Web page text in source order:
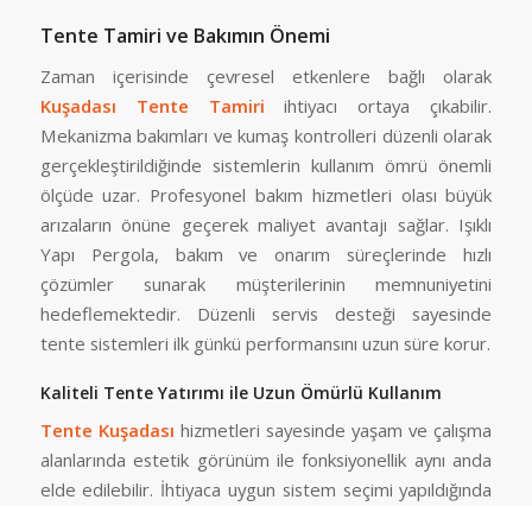
Tente Tamiri ve Bakımın Önemi
Zaman içerisinde çevresel etkenlere bağlı olarak
Kuşadası Tente Tamiri ihtiyacı ortaya çıkabilir.
Mekanizma bakımları ve kumaş kontrolleri düzenli olarak
gerçekleştirildiğinde sistemlerin kullanım ömrü önemli
ölçüde uzar. Profesyonel bakım hizmetleri olası büyük
arızaların önüne geçerek maliyet avantajı sağlar. Işıklı
Yapı Pergola, bakım ve onarım süreçlerinde hızlı
çözümler sunarak müşterilerinin memnuniyetini
hedeflemektedir. Düzenli servis desteği sayesinde
tente sistemleri ilk günkü performansını uzun süre korur.
Kaliteli Tente Yatırımı ile Uzun Ömürlü Kullanım
Tente Kuşadası hizmetleri sayesinde yaşam ve çalışma
alanlarında estetik görünüm ile fonksiyonellik aynı anda
elde edilebilir. İhtiyaca uygun sistem seçimi yapıldığında